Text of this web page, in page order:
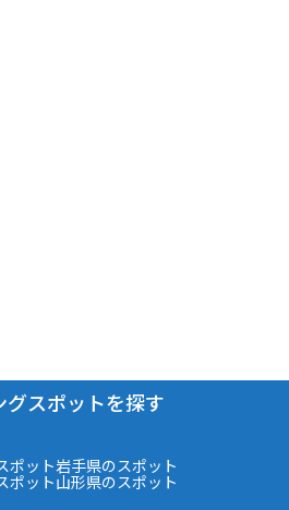
スポットを探す
ポット岩手県のスポット
ポット山形県のスポット